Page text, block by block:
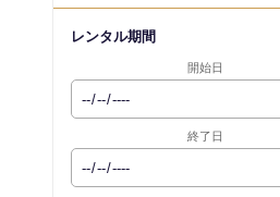
レンタル期間
開始日
終了日